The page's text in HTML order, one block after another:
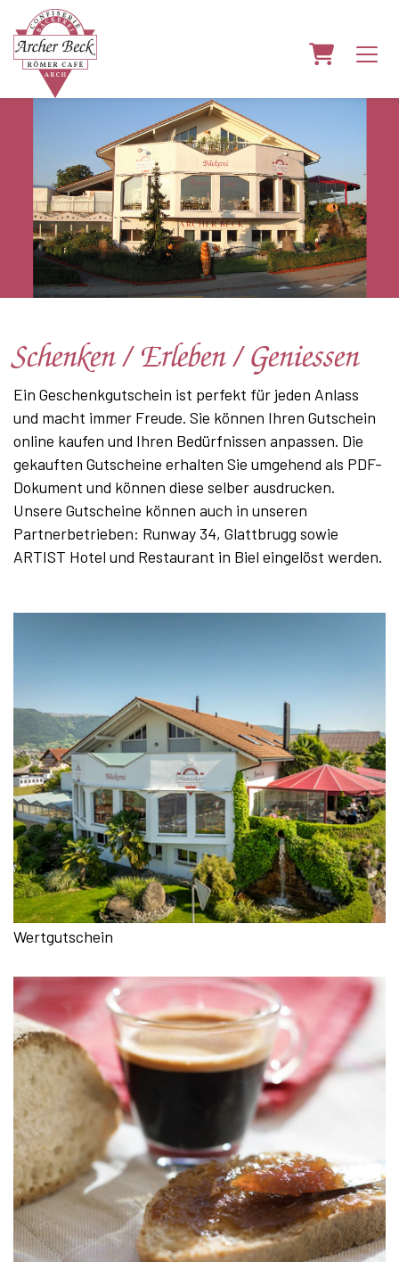
Warenkorb
Schenken / Erleben / Geniessen
Ein Geschenkgutschein ist perfekt für jeden Anlass
und macht immer Freude. Sie können Ihren Gutschein
online kaufen und Ihren Bedürfnissen anpassen. Die
gekauften Gutscheine erhalten Sie umgehend als PDF-
Dokument und können diese selber ausdrucken.
Unsere Gutscheine können auch in unseren
Partnerbetrieben: Runway 34, Glattbrugg sowie
ARTIST Hotel und Restaurant in Biel eingelöst werden.
Wertgutschein